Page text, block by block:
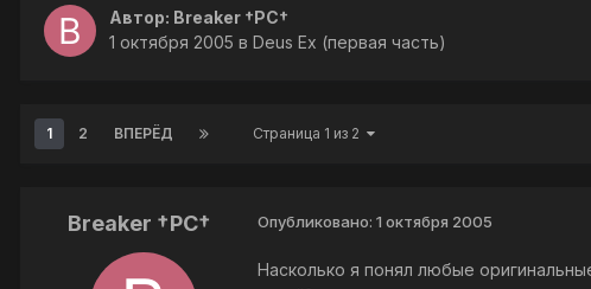
Автор: Breaker †PC†
1 октября 2005 в Deus Ex (первая часть)
1 2 ВПЕРЁД Страница 1 из 2
Breaker †PC† Опубликовано: 1 октября 2005
Насколько я понял любые